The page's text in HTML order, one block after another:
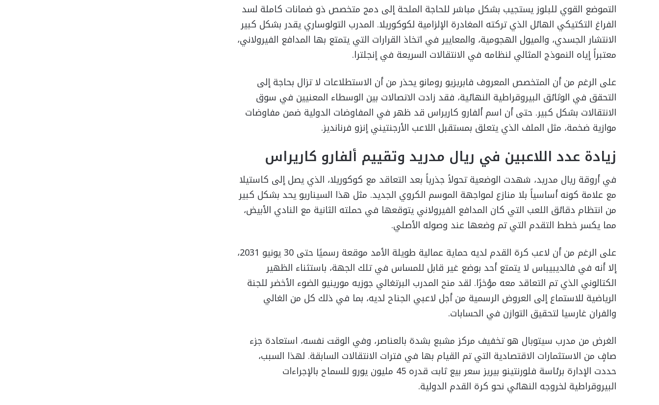
التموضع القوي للبلوز يستجيب بشكل مباشر للحاجة الملحة إلى دمج متخصص ذو ضمانات كاملة لسد
الفراغ التكتيكي الهائل الذي تركته المغادرة الإلزامية لكوكوريلا. المدرب التولوساري يقدر بشكل كبير
الانتشار الجسدي، والميول الهجومية، والمعايير في اتخاذ القرارات التي يتمتع بها المدافع الفيرولاني،
معتبراً إياه النموذج المثالي لنظامه في الانتقالات السريعة في إنجلترا.
على الرغم من أن المتخصص المعروف فابريزيو رومانو يحذر من أن الاستطلاعات لا تزال بحاجة إلى
التحقق في الوثائق البيروقراطية النهائية، فقد زادت الاتصالات بين الوسطاء المعنيين في سوق
الانتقالات بشكل كبير. حتى أن اسم ألفارو كاريراس قد ظهر في المفاوضات الدولية ضمن مفاوضات
موازية ضخمة، مثل الملف الذي يتعلق بمستقبل اللاعب الأرجنتيني إنزو فرنانديز.
زيادة عدد اللاعبين في ريال مدريد وتقييم ألفارو كاريراس
في أروقة ريال مدريد، شهدت الوضعية تحولاً جذرياً بعد التعاقد مع كوكوريلا، الذي يصل إلى كاستيلا
مع علامة كونه أساسياً بلا منازع لمواجهة الموسم الكروي الجديد. مثل هذا السيناريو يحد بشكل كبير
من انتظام دقائق اللعب التي كان المدافع الفيرولاني يتوقعها في حملته الثانية مع النادي الأبيض،
مما يكسر خطط التقدم التي تم وضعها عند وصوله الأصلي.
على الرغم من أن لاعب كرة القدم لديه حماية عمالية طويلة الأمد موقعة رسميًا حتى 30 يونيو 2031،
إلا أنه في فالديبيباس لا يتمتع أحد بوضع غير قابل للمساس في تلك الجهة، باستثناء الظهير
الكتالوني الذي تم التعاقد معه مؤخرًا. لقد منح المدرب البرتغالي جوزيه مورينيو الضوء الأخضر للجنة
الرياضية للاستماع إلى العروض الرسمية من أجل لاعبي الجناح لديه، بما في ذلك كل من الغالي
والفران غارسيا لتحقيق التوازن في الحسابات.
الغرض من مدرب سيتوبال هو تخفيف مركز مشبع بشدة بالعناصر، وفي الوقت نفسه، استعادة جزء
صافٍ من الاستثمارات الاقتصادية التي تم القيام بها في فترات الانتقالات السابقة. لهذا السبب،
حددت الإدارة برئاسة فلورنتينو بيريز سعر بيع ثابت قدره 45 مليون يورو للسماح بالإجراءات
البيروقراطية لخروجه النهائي نحو كرة القدم الدولية.